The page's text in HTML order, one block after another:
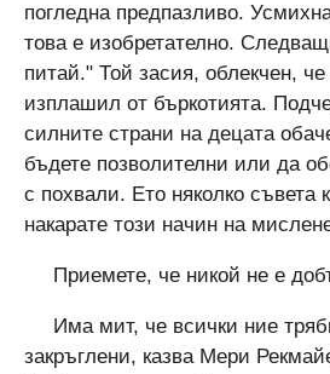
погледна предпазливо.
това е изобретателно.
питай." Той засия, облекчен,
изплашил от бъркотията.
силните страни на децата
бъдете позволителни или да
с похвали. Ето няколко съвета
накарате този начин на
Приемете, че никой не е
Има мит, че всички ние
закръглени, казва Мери